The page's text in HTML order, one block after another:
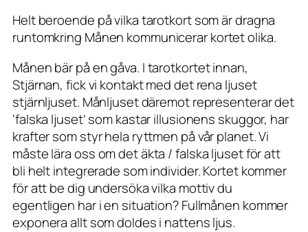
Helt beroende på vilka tarotkort som är dragna
runtomkring Månen kommunicerar kortet olika.
Månen bär på en gåva. I tarotkortet innan,
Stjärnan, fick vi kontakt med det rena ljuset
stjärnljuset. Månljuset däremot representerar det
‘falska ljuset’ som kastar illusionens skuggor, har
krafter som styr hela ryttmen på vår planet. Vi
måste lära oss om det äkta / falska ljuset för att
bli helt integrerade som individer. Kortet kommer
för att be dig undersöka vilka mottiv du
egentligen har i en situation? Fullmånen kommer
exponera allt som doldes i nattens ljus.